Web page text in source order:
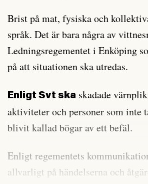
Brist på mat, fysiska och
språk. Det är bara några av
Ledningsregementet i Enköping
på att situationen ska utredas.
Enligt Svt ska skadade
aktiviteter och personer som inte
blivit kallad bögar av ett befäl.
Enligt regementets
allvarligt på händelserna och